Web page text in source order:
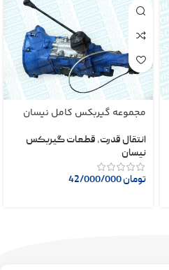
مجموعه گیربکس کامل نیسان
انتقال قدرت, قطعات گیربکس
نیسان
تومان